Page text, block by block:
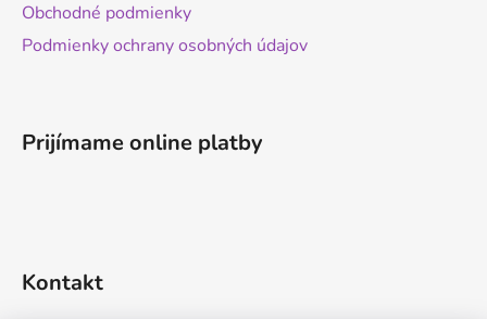
Obchodné podmienky
Podmienky ochrany osobných údajov
Prijímame online platby
Kontakt